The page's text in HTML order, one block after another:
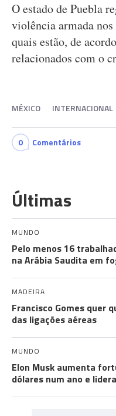
O estado de Puebla
violência armada
quais estão, de
relacionados com o
MÉXICO INTERNACIONAL
0 Comentários
Últimas
MUNDO
Pelo menos 16
na Arábia Saudita em
MADEIRA
Francisco Gomes quer
das ligações aéreas
MUNDO
Elon Musk aumenta
dólares num ano e